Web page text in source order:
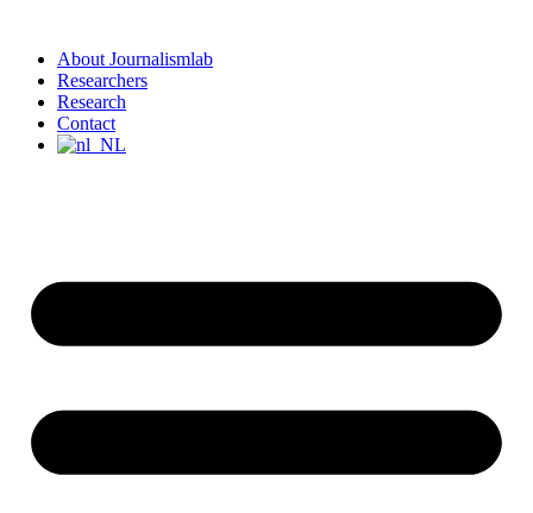
About Journalismlab
Researchers
Research
Contact